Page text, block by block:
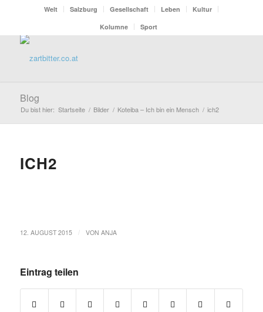
Welt Salzburg Gesellschaft Leben
Kultur
Kolumne
Sport
Blog
Du bist hier: Startseite / Bilder / Koteiba – Ich bin ein Mensch / ich2
ICH2
12. AUGUST 2015 VON ANJA
Eintrag teilen